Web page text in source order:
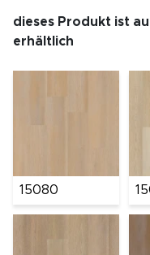
dieses Produkt ist
erhältlich
15080